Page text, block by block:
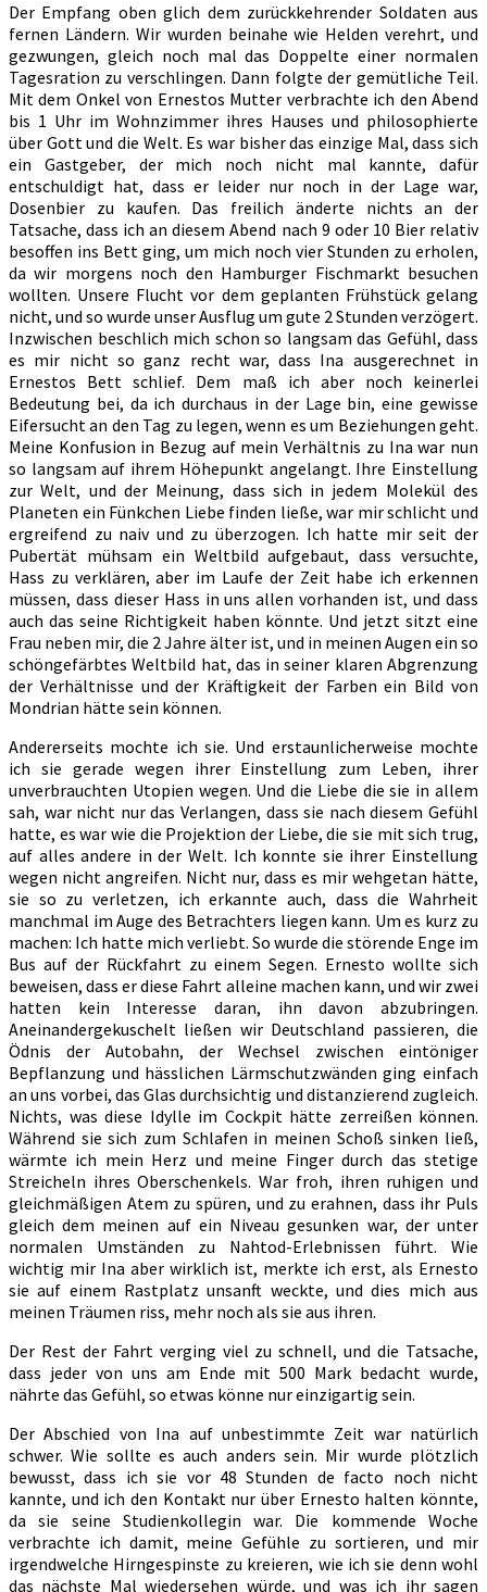
Der Empfang oben glich dem zurückkehrender Soldaten aus
fernen Ländern. Wir wurden beinahe wie Helden verehrt, und
gezwungen, gleich noch mal das Doppelte einer normalen
Tagesration zu verschlingen. Dann folgte der gemütliche Teil.
Mit dem Onkel von Ernestos Mutter verbrachte ich den Abend
bis 1 Uhr im Wohnzimmer ihres Hauses und philosophierte
über Gott und die Welt. Es war bisher das einzige Mal, dass sich
ein Gastgeber, der mich noch nicht mal kannte, dafür
entschuldigt hat, dass er leider nur noch in der Lage war,
Dosenbier zu kaufen. Das freilich änderte nichts an der
Tatsache, dass ich an diesem Abend nach 9 oder 10 Bier relativ
besoffen ins Bett ging, um mich noch vier Stunden zu erholen,
da wir morgens noch den Hamburger Fischmarkt besuchen
wollten. Unsere Flucht vor dem geplanten Frühstück gelang
nicht, und so wurde unser Ausflug um gute 2 Stunden verzögert.
Inzwischen beschlich mich schon so langsam das Gefühl, dass
es mir nicht so ganz recht war, dass Ina ausgerechnet in
Ernestos Bett schlief. Dem maß ich aber noch keinerlei
Bedeutung bei, da ich durchaus in der Lage bin, eine gewisse
Eifersucht an den Tag zu legen, wenn es um Beziehungen geht.
Meine Konfusion in Bezug auf mein Verhältnis zu Ina war nun
so langsam auf ihrem Höhepunkt angelangt. Ihre Einstellung
zur Welt, und der Meinung, dass sich in jedem Molekül des
Planeten ein Fünkchen Liebe finden ließe, war mir schlicht und
ergreifend zu naiv und zu überzogen. Ich hatte mir seit der
Pubertät mühsam ein Weltbild aufgebaut, dass versuchte,
Hass zu verklären, aber im Laufe der Zeit habe ich erkennen
müssen, dass dieser Hass in uns allen vorhanden ist, und dass
auch das seine Richtigkeit haben könnte. Und jetzt sitzt eine
Frau neben mir, die 2 Jahre älter ist, und in meinen Augen ein so
schöngefärbtes Weltbild hat, das in seiner klaren Abgrenzung
der Verhältnisse und der Kräftigkeit der Farben ein Bild von
Mondrian hätte sein können.
Andererseits mochte ich sie. Und erstaunlicherweise mochte
ich sie gerade wegen ihrer Einstellung zum Leben, ihrer
unverbrauchten Utopien wegen. Und die Liebe die sie in allem
sah, war nicht nur das Verlangen, dass sie nach diesem Gefühl
hatte, es war wie die Projektion der Liebe, die sie mit sich trug,
auf alles andere in der Welt. Ich konnte sie ihrer Einstellung
wegen nicht angreifen. Nicht nur, dass es mir wehgetan hätte,
sie so zu verletzen, ich erkannte auch, dass die Wahrheit
manchmal im Auge des Betrachters liegen kann. Um es kurz zu
machen: Ich hatte mich verliebt. So wurde die störende Enge im
Bus auf der Rückfahrt zu einem Segen. Ernesto wollte sich
beweisen, dass er diese Fahrt alleine machen kann, und wir zwei
hatten kein Interesse daran, ihn davon abzubringen.
Aneinandergekuschelt ließen wir Deutschland passieren, die
Ödnis der Autobahn, der Wechsel zwischen eintöniger
Bepflanzung und hässlichen Lärmschutzwänden ging einfach
an uns vorbei, das Glas durchsichtig und distanzierend zugleich.
Nichts, was diese Idylle im Cockpit hätte zerreißen können.
Während sie sich zum Schlafen in meinen Schoß sinken ließ,
wärmte ich mein Herz und meine Finger durch das stetige
Streicheln ihres Oberschenkels. War froh, ihren ruhigen und
gleichmäßigen Atem zu spüren, und zu erahnen, dass ihr Puls
gleich dem meinen auf ein Niveau gesunken war, der unter
normalen Umständen zu Nahtod-Erlebnissen führt. Wie
wichtig mir Ina aber wirklich ist, merkte ich erst, als Ernesto
sie auf einem Rastplatz unsanft weckte, und dies mich aus
meinen Träumen riss, mehr noch als sie aus ihren.
Der Rest der Fahrt verging viel zu schnell, und die Tatsache,
dass jeder von uns am Ende mit 500 Mark bedacht wurde,
nährte das Gefühl, so etwas könne nur einzigartig sein.
Der Abschied von Ina auf unbestimmte Zeit war natürlich
schwer. Wie sollte es auch anders sein. Mir wurde plötzlich
bewusst, dass ich sie vor 48 Stunden de facto noch nicht
kannte, und ich den Kontakt nur über Ernesto halten könnte,
da sie seine Studienkollegin war. Die kommende Woche
verbrachte ich damit, meine Gefühle zu sortieren, und mir
irgendwelche Hirngespinste zu kreieren, wie ich sie denn wohl
das nächste Mal wiedersehen würde, und was ich ihr sagen